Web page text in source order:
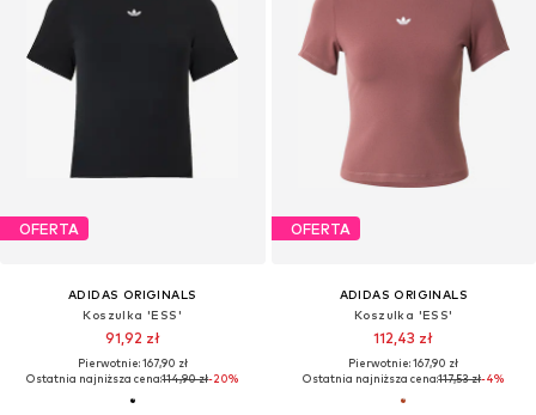
OFERTA
ADIDAS ORIGINALS
Koszulka 'ESS'
91,92 zł
Pierwotnie: 167,90 zł
Ostatnia najniższa cena:114,90 zł-20%
OFERTA
ADIDAS ORIGINALS
Koszulka 'ESS'
112,43 zł
Pierwotnie: 167,90 zł
Ostatnia najniższa cena:117,53 zł-4%